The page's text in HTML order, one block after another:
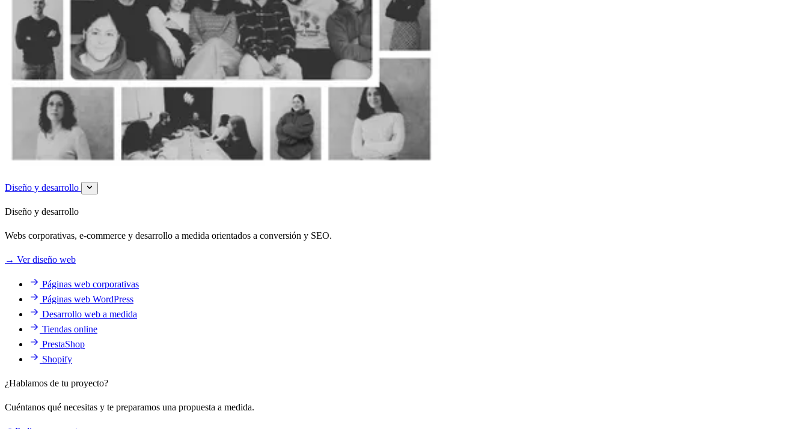
Diseño y desarrollo
Diseño y desarrollo
Webs corporativas, e-commerce y desarrollo a medida orientados a conversión y SEO.
→ Ver diseño web
Páginas web corporativas
Páginas web WordPress
Desarrollo web a medida
Tiendas online
PrestaShop
Shopify
¿Hablamos de tu proyecto?
Cuéntanos qué necesitas y te preparamos una propuesta a medida.